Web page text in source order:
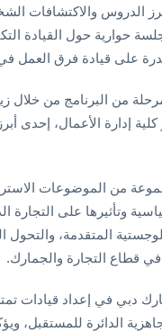
الدروس والاكتشافات
حوارية حول القيادة
على قيادة فرق العمل
من البرنامج من خلال
إدارة الأعمال، إحدى
من الموضوعات
وتأثيرها على التجارة
المتقدمة،
في قطاع التجارة والجمارك.
دبي في إعداد قيادات
جاهزية الدائرة للمستقبل،